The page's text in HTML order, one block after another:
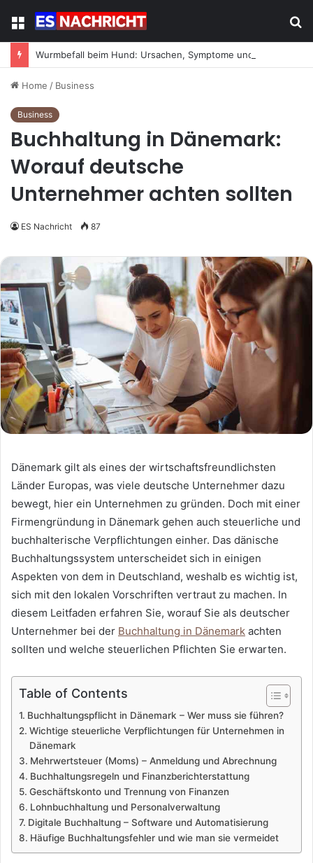
Menu
Home / Business
Business
Buchhaltung in Dänemark:
Worauf deutsche
Unternehmer achten sollten
ES Nachricht 87
Dänemark gilt als eines der wirtschaftsfreundlichsten
Länder Europas, was viele deutsche Unternehmer dazu
bewegt, hier ein Unternehmen zu gründen. Doch mit einer
Firmengründung in Dänemark gehen auch steuerliche und
buchhalterische Verpflichtungen einher. Das dänische
Buchhaltungssystem unterscheidet sich in einigen
Aspekten von dem in Deutschland, weshalb es wichtig ist,
sich mit den lokalen Vorschriften vertraut zu machen. In
diesem Leitfaden erfahren Sie, worauf Sie als deutscher
Unternehmer bei der Buchhaltung in Dänemark achten
sollten und welche steuerlichen Pflichten Sie erwarten.
Table of Contents
Buchhaltungspflicht in Dänemark – Wer muss sie führen?
Wichtige steuerliche Verpflichtungen für Unternehmen in
Dänemark
Mehrwertsteuer (Moms) – Anmeldung und Abrechnung
Buchhaltungsregeln und Finanzberichterstattung
Geschäftskonto und Trennung von Finanzen
Lohnbuchhaltung und Personalverwaltung
Digitale Buchhaltung – Software und Automatisierung
Häufige Buchhaltungsfehler und wie man sie vermeidet